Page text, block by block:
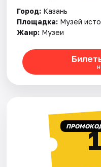
Город: Казань
Площадка: Музей
Жанр: Музеи